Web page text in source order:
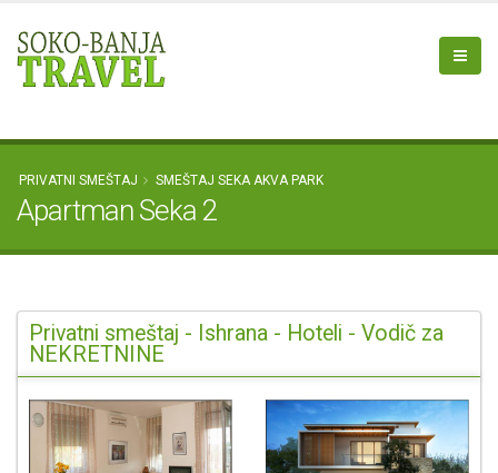
PRIVATNI SMEŠTAJ SMEŠTAJ SEKA AKVA PARK
Apartman Seka 2
Privatni smeštaj - Ishrana - Hoteli - Vodič za
NEKRETNINE